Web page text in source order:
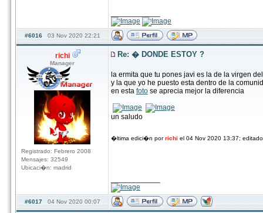
#6016 03 Nov 2020 22:21
richi
Manager
Registrado: Febrero 2008
Mensajes: 32549
Ubicaci�n: madrid
Re: � DONDE ESTOY ?
la ermita que tu pones javi es la de la virgen
y la que yo he puesto esta dentro de la
en esta foto se aprecia mejor la diferencia
un saludo
�ltima edici�n porrichi el 04 Nov 2020 13:37;
#6017 04 Nov 2020 00:07